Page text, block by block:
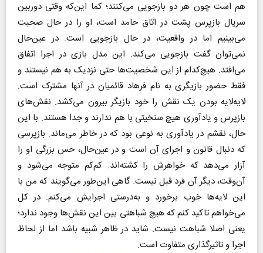
هم است چون هر دو بازجویی می‌کنند؛ کما این‌که وقتی دوربین
سریال بازپرس پشت در اتاق حامد است، او را در حال صحبت
می‌بینیم اما در واقعیت، در حال بازجویی است. در عین‌حال
نمی‌توان گفت بازجویی می‌کند. این مدل بازی در اجرا اتفاق
می‌افتد. هیچ‌کدام از این شخصیت‌ها حتی نزدیک به هم نیستند و
فقط حضور بازیگری به نام فرهاد قائمیان در آنها مشترک است.
لایه‌لایه بودن یک نقش را خود بازیگر بیرون می‌کشد. نقش‌های
بازپرس و یادآوری هیچ سنخیتی با هم ندارند و جدا هستند. با این
حال، نقشم در یادآوری به نوعی بود که در خاطر می‌ماند. بازپرسی
که دنبال قانون و اجرای آن است و در عین‌حال، حس بزرگی او را
آزار می‌دهد که خواهرش را کشته‌اند. کم‌کم متوجه می‌شود و
آن‌وقت، دیگر آن فرد قبل نیست. گاهی این‌طور می‌گویند که من با
این لایه‌ها خوب برخورد و به‌درستی اجرایش می‌کنم. در کل
می‌خواهم تاکید کنم که هیچ شباهتی بین این نقش‌ها وجود ندارد؛
یعنی اصلا شباهت نیست. شاید در ظاهر شبیه باشد اما از لحاظ
اجرا و تاثیرگذاری متفاوت است.